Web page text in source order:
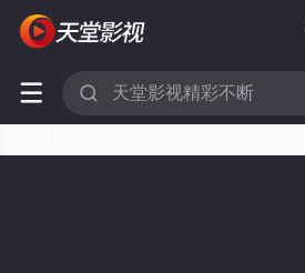
 